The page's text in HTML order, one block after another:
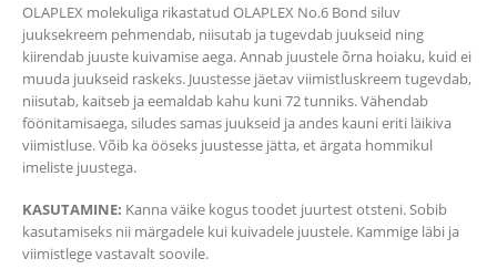
OLAPLEX molekuliga rikastatud OLAPLEX No.6 Bond siluv
juuksekreem pehmendab, niisutab ja tugevdab juukseid ning
kiirendab juuste kuivamise aega. Annab juustele õrna hoiaku, kuid ei
muuda juukseid raskeks. Juustesse jäetav viimistluskreem tugevdab,
niisutab, kaitseb ja eemaldab kahu kuni 72 tunniks. Vähendab
föönitamisaega, siludes samas juukseid ja andes kauni eriti läikiva
viimistluse. Võib ka ööseks juustesse jätta, et ärgata hommikul
imeliste juustega.
KASUTAMINE: Kanna väike kogus toodet juurtest otsteni. Sobib
kasutamiseks nii märgadele kui kuivadele juustele. Kammige läbi ja
viimistlege vastavalt soovile.